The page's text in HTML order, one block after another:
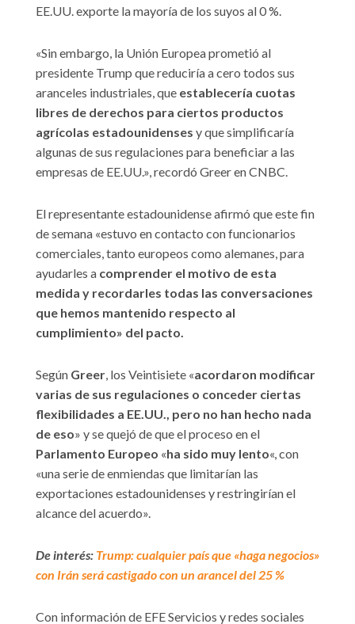
EE.UU. exporte la mayoría de los suyos al 0 %.
«Sin embargo, la Unión Europea prometió al
presidente Trump que reduciría a cero todos sus
aranceles industriales, que establecería cuotas
libres de derechos para ciertos productos
agrícolas estadounidenses y que simplificaría
algunas de sus regulaciones para beneficiar a las
empresas de EE.UU.», recordó Greer en CNBC.
El representante estadounidense afirmó que este fin
de semana «estuvo en contacto con funcionarios
comerciales, tanto europeos como alemanes, para
ayudarles a comprender el motivo de esta
medida y recordarles todas las conversaciones
que hemos mantenido respecto al
cumplimiento» del pacto.
Según Greer, los Veintisiete «acordaron modificar
varias de sus regulaciones o conceder ciertas
flexibilidades a EE.UU., pero no han hecho nada
de eso» y se quejó de que el proceso en el
Parlamento Europeo «ha sido muy lento«, con
«una serie de enmiendas que limitarían las
exportaciones estadounidenses y restringirían el
alcance del acuerdo».
De interés: Trump: cualquier país que «haga negocios»
con Irán será castigado con un arancel del 25 %
Con información de EFE Servicios y redes sociales